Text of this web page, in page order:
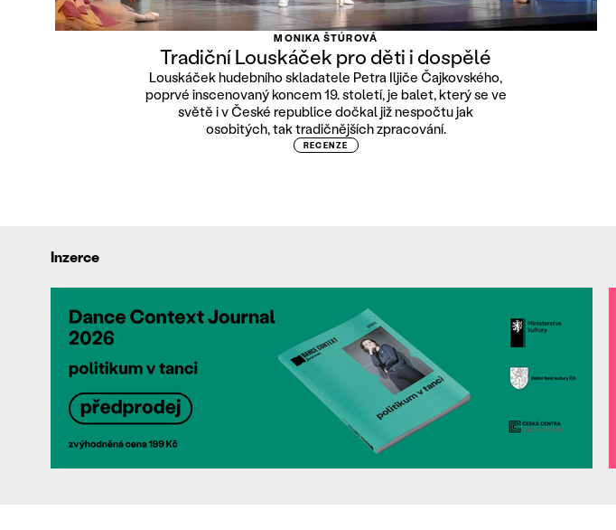
MONIKA ŠTÚROVÁ
Tradiční Louskáček pro děti i dospělé
Louskáček hudebního skladatele Petra Iljiče Čajkovského,
poprvé inscenovaný koncem 19. století, je balet, který se ve
světě i v České republice dočkal již nespočtu jak
osobitých, tak tradičnějších zpracování.
RECENZE
Inzerce